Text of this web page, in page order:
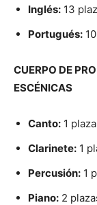
Inglés: 13
Portugués:
CUERPO DE
ESCÉNICAS
Canto: 1 plaza
Clarinete: 1
Percusión: 1
Piano: 2